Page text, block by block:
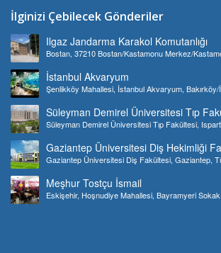
İlginizi Çebilecek Gönderiler
Ilgaz Jandarma Karakol Komutanlığı
Bostan, 37210 Bostan/Kastamonu Merkez/
İstanbul Akvaryum
Şenlikköy Mahallesi, İstanbul Akvaryum,
Süleyman Demirel Üniversitesi Tıp
Süleyman Demirel Üniversitesi Tıp Fakültesi,
Gaziantep Üniversitesi Diş Hekimliği
Gaziantep Üniversitesi Diş Fakültesi, Gaziantep,
Meşhur Tostçu İsmail
Eskişehir, Hoşnudiye Mahallesi, Bayramyeri